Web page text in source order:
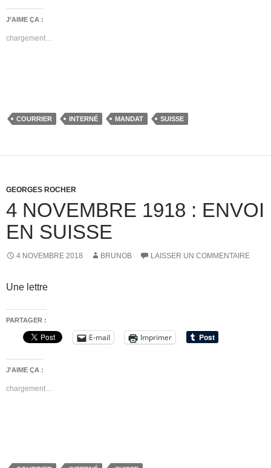
J’AIME ÇA :
chargement…
COURRIER INTERNÉ MANDAT SUISSE
GEORGES ROCHER
4 NOVEMBRE 1918 : ENVOI
EN SUISSE
4 NOVEMBRE 2018 BRUNOB LAISSER UN COMMENTAIRE
Une lettre
PARTAGER :
E-mail Imprimer
J’AIME ÇA :
chargement…